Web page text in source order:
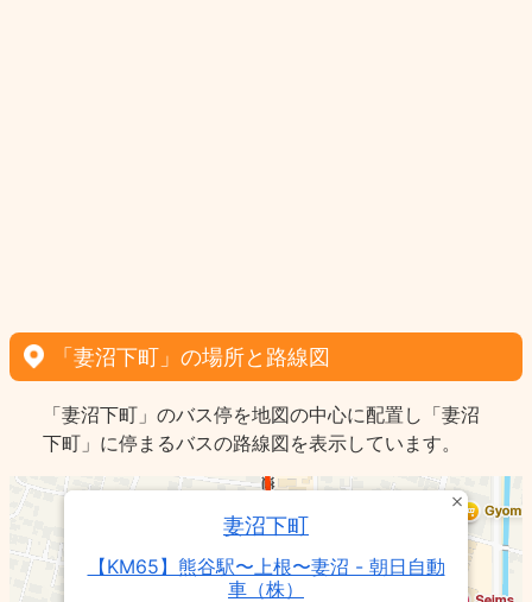
「妻沼下町」の場所と路線図
「妻沼下町」のバス停を地図の中心に配置し「妻沼
下町」に停まるバスの路線図を表示しています。
妻沼下町
【KM65】熊谷駅〜上根〜妻沼 - 朝日自動
車（株）